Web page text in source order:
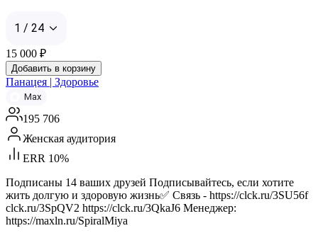
1 / 24
15 000 ₽
Добавить в корзину
Панацея | Здоровье
Max
195 706
Женская аудитория
ERR 10%
Подписаны 14 ваших друзей Подписывайтесь, если хотите
жить долгую и здоровую жизнь✅ Связь - https://clck.ru/3SU56f
clck.ru/3SpQV2 https://clck.ru/3QkaJ6 Менеджер:
https://maxln.ru/SpiralMiya